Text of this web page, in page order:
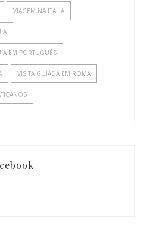
VIAGEM NA ITALIA
EM PORTUGUÊS
VISITA GUIADA EM ROMA